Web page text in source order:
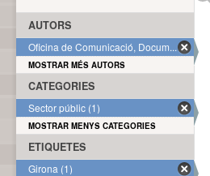
AUTORS
Oficina de Comunicació, Docum... (1)
MOSTRAR MÉS AUTORS
CATEGORIES
Sector públic (1)
MOSTRAR MENYS CATEGORIES
ETIQUETES
Girona (1)